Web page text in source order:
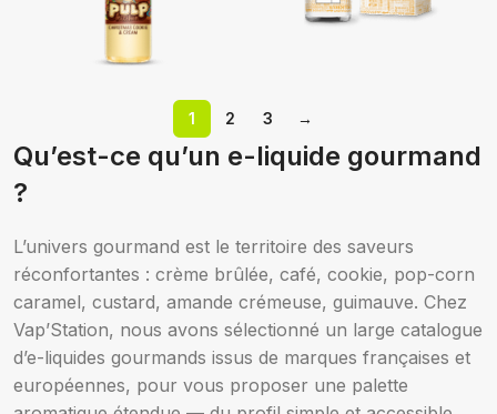
3
6
Choix des options
Nicotine (mg/mL) :
6
12
Choix des options
1 2 3 →
Qu’est-ce qu’un e-liquide gourmand
?
L’univers gourmand est le territoire des saveurs
réconfortantes : crème brûlée, café, cookie, pop-corn
caramel, custard, amande crémeuse, guimauve. Chez
Vap’Station, nous avons sélectionné un large catalogue
d’e-liquides gourmands issus de marques françaises et
européennes, pour vous proposer une palette